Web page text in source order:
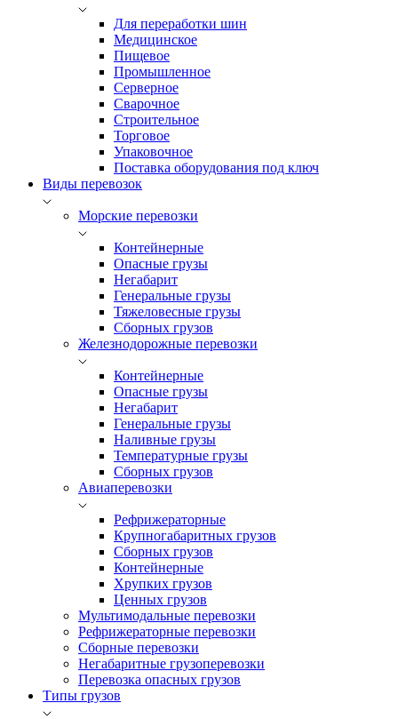
Для переработки шин
Медицинское
Пищевое
Промышленное
Серверное
Сварочное
Строительное
Торговое
Упаковочное
Поставка оборудования под ключ
Виды перевозок
Морские перевозки
Контейнерные
Опасные грузы
Негабарит
Генеральные грузы
Тяжеловесные грузы
Сборных грузов
Железнодорожные перевозки
Контейнерные
Опасные грузы
Негабарит
Генеральные грузы
Наливные грузы
Температурные грузы
Сборных грузов
Авиаперевозки
Рефрижераторные
Крупногабаритных грузов
Сборных грузов
Контейнерные
Хрупких грузов
Ценных грузов
Мультимодальные перевозки
Рефрижераторные перевозки
Сборные перевозки
Негабаритные грузоперевозки
Перевозка опасных грузов
Типы грузов